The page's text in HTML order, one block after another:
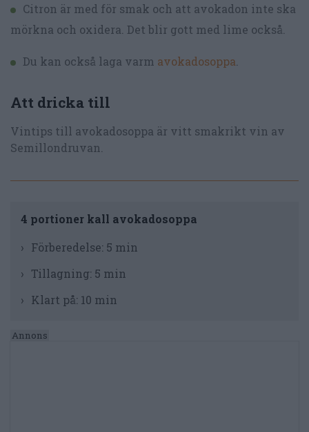
Citron är med för smak och att avokadon inte ska
mörkna och oxidera. Det blir gott med lime också.
Du kan också laga varm avokadosoppa
Att dricka till
Vintips till avokadosoppa är vitt smakrikt vin av
Semillondruvan.
4 portioner kall avokadosoppa
Förberedelse: 5 min
Tillagning: 5 min
Klart på: 10 min